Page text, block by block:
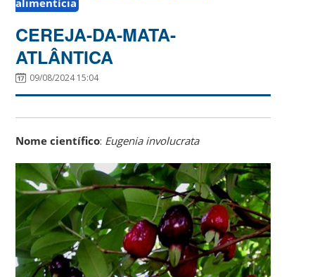
alimentícia
CEREJA-DA-MATA-
ATLÂNTICA
09/08/2024 15:04
Nome científico: Eugenia involucrata